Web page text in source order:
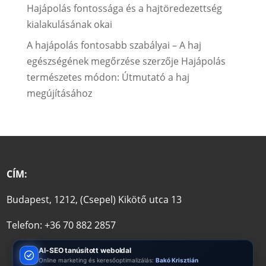
Hajápolás fontossága és a hajtöredezettség
kialakulásának okai
A hajápolás fontosabb szabályai – A haj
egészségének megőrzése szerzője Hajápolás
természetes módon: Útmutató a haj
megújításához
CÍM:
Budapest, 1212, (Csepel) Kikötő utca 13
Telefon: +36 70 882 2857
AI-SEO tanúsított weboldal
Online marketing és keresőoptimalizálás:Bakó Krisztián